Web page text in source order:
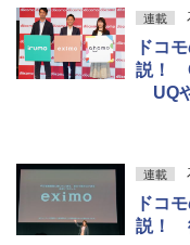
連載
ドコ
説！
UQ
連載
ドコ
説！